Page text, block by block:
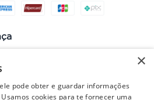
de pagamento e frete válidos apenas
×
pode obter e guardar informações
cookies para te fornecer uma